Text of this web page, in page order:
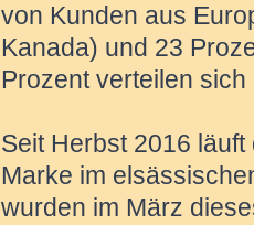
von Kunden aus
Kanada) und 23
Prozent verteilen
Seit Herbst 2016
Marke im
wurden im März